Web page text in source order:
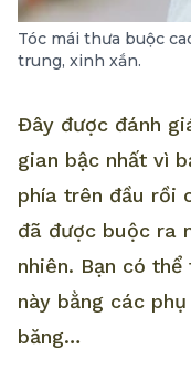
Tóc mái thưa buộc
trung, xinh xắn.
Đây được đánh
gian bậc nhất vì
phía trên đầu rồi
đã được buộc ra
nhiên. Bạn có
này bằng các
băng…